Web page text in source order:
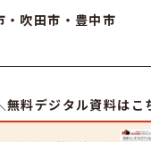
・吹田市・豊中市
無料デジタル資料はこ